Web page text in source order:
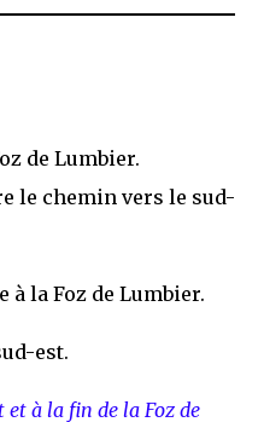
de Lumbier.
le chemin vers le sud-
à la Foz de Lumbier.
est.
et à la fin de la Foz de